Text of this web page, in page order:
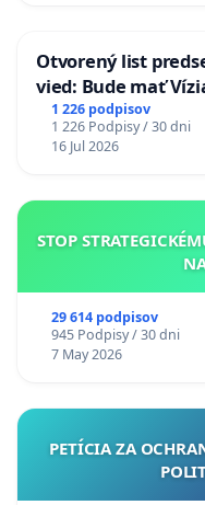
Otvorený list
vied: Bude mať
chrbticu?
1 226 podpisov
1 226 Podpisy / 30 dni
16 Jul 2026
STOP
29 614 podpisov
945 Podpisy / 30 dni
7 May 2026
PETÍCIA ZA